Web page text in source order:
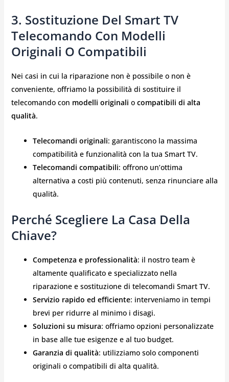
3. Sostituzione Del Smart TV
Telecomando Con Modelli
Originali O Compatibili
Nei casi in cui la riparazione non è possibile o non è
conveniente, offriamo la possibilità di sostituire il
telecomando con modelli originali o compatibili di alta
qualità.
Telecomandi originali: garantiscono la massima
compatibilità e funzionalità con la tua Smart TV.
Telecomandi compatibili: offrono un’ottima
alternativa a costi più contenuti, senza rinunciare alla
qualità.
Perché Scegliere La Casa Della
Chiave?
Competenza e professionalità: il nostro team è
altamente qualificato e specializzato nella
riparazione e sostituzione di telecomandi Smart TV.
Servizio rapido ed efficiente: interveniamo in tempi
brevi per ridurre al minimo i disagi.
Soluzioni su misura: offriamo opzioni personalizzate
in base alle tue esigenze e al tuo budget.
Garanzia di qualità: utilizziamo solo componenti
originali o compatibili di alta qualità.